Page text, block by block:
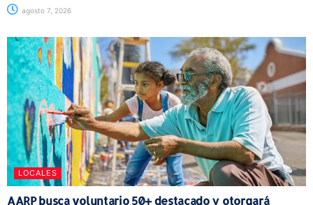
agosto 7, 2026
LOCALES
AARP busca voluntario 50+ destacado y otorgará